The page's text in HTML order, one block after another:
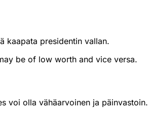
kaapata presidentin vallan.
be of low worth and vice versa.
voi olla vähäarvoinen ja päinvastoin.